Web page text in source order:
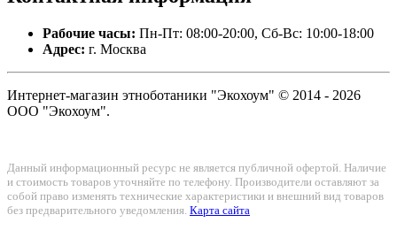
Рабочие часы: Пн-Пт: 08:00-20:00, Сб-Вс: 10:00-18:00
Адрес: г. Москва
Интернет-магазин этноботаники "Экохоум" © 2014 - 2026
ООО "Экохоум".
Данный информационный ресурс не является публичной офертой. Наличие
и стоимость товаров уточняйте по телефону. Производители оставляют за
собой право изменять технические характеристики и внешний вид товаров
без предварительного уведомления. Карта сайта